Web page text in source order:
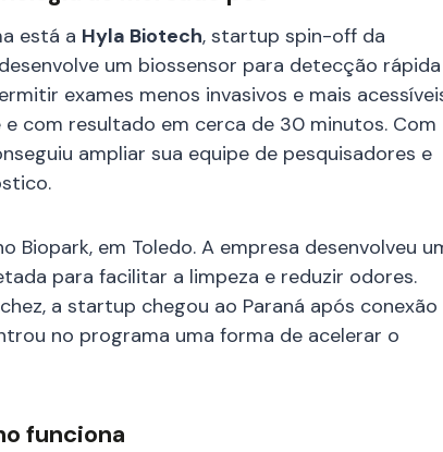
está a Hyla Biotech, startup spin-off da
um biossensor para detecção rápida
exames menos invasivos e mais
com resultado em cerca de 30 minutos. Com
ampliar sua equipe de pesquisadores e
Biopark, em Toledo. A empresa desenvolveu
para facilitar a limpeza e reduzir odores.
a startup chegou ao Paraná após conexão
no programa uma forma de acelerar o
funciona